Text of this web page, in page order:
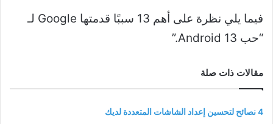
فيما يلي نظرة على أهم 13 سببًا قدمتها Google لـ
“حب Android 13.”
مقالات ذات صلة
4 نصائح لتحسين إعداد الشاشات المتعددة لديك